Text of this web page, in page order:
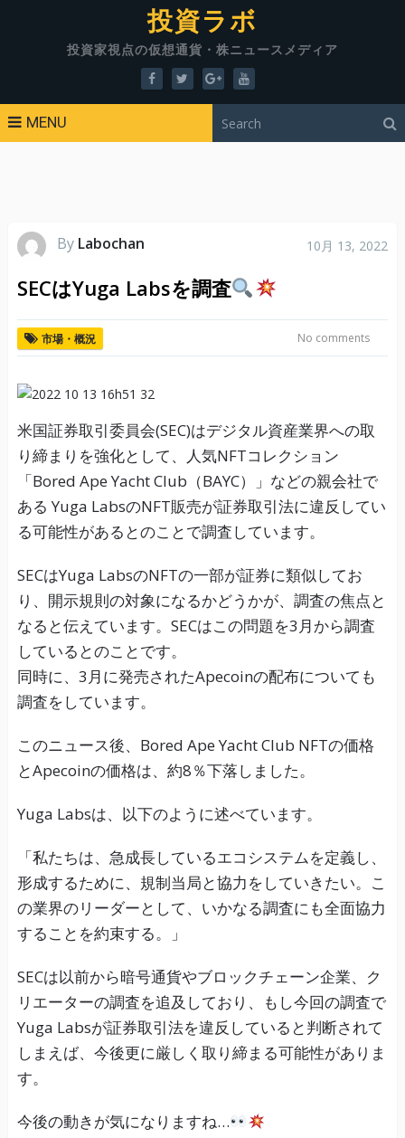
投資ラボ
投資家視点の仮想通貨・株ニュースメディア
MENU
By Labochan 10月 13, 2022
SECはYuga Labsを調査
市場・概況 No comments
米国証券取引委員会(SEC)はデジタル資産業界への取
り締まりを強化として、人気NFTコレクション
「Bored Ape Yacht Club（BAYC）」などの親会社で
ある Yuga LabsのNFT販売が証券取引法に違反してい
る可能性があるとのことで調査しています。
SECはYuga LabsのNFTの一部が証券に類似してお
り、開示規則の対象になるかどうかが、調査の焦点と
なると伝えています。SECはこの問題を3月から調査
しているとのことです。
同時に、3月に発売されたApecoinの配布についても
調査をしています。
このニュース後、Bored Ape Yacht Club NFTの価格
とApecoinの価格は、約8％下落しました。
Yuga Labsは、以下のように述べています。
「私たちは、急成長しているエコシステムを定義し、
形成するために、規制当局と協力をしていきたい。こ
の業界のリーダーとして、いかなる調査にも全面協力
することを約束する。」
SECは以前から暗号通貨やブロックチェーン企業、ク
リエーターの調査を追及しており、もし今回の調査で
Yuga Labsが証券取引法を違反していると判断されて
しまえば、今後更に厳しく取り締まる可能性がありま
す。
今後の動きが気になりますね…